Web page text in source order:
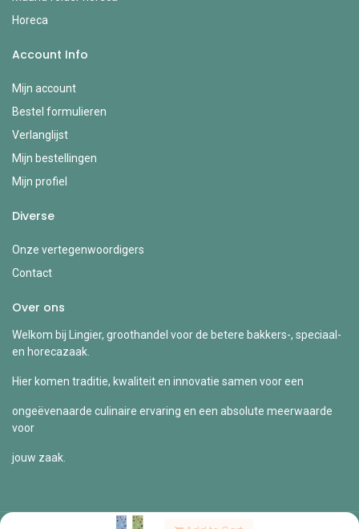
Horeca
Account Info
Mijn account
Bestel formulieren
Verlanglijst
Mijn bestellingen
Mijn profiel
Diverse
Onze vertegenwoordigers
Contact
Over ons
Welkom bij Lingier, groothandel voor de betere bakkers-, speciaal-
en horecazaak.
Hier komen traditie, kwaliteit en innovatie samen voor een
ongeëvenaarde culinaire ervaring en een absolute meerwaarde
voor
jouw zaak.